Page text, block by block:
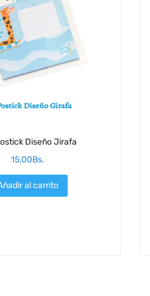
Diseño Jirafa
15,00Bs.
al carrito